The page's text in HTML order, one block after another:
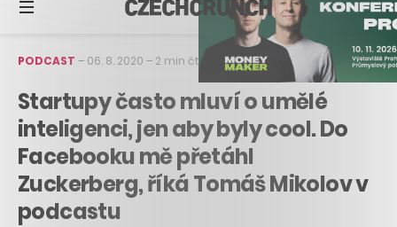
PODCAST – 06. 8. 2020 – 2 min čtení
Startupy často mluví o umělé
inteligenci, jen aby byly cool. Do
Facebooku mě přetáhl
Zuckerberg, říká Tomáš Mikolov v
podcastu